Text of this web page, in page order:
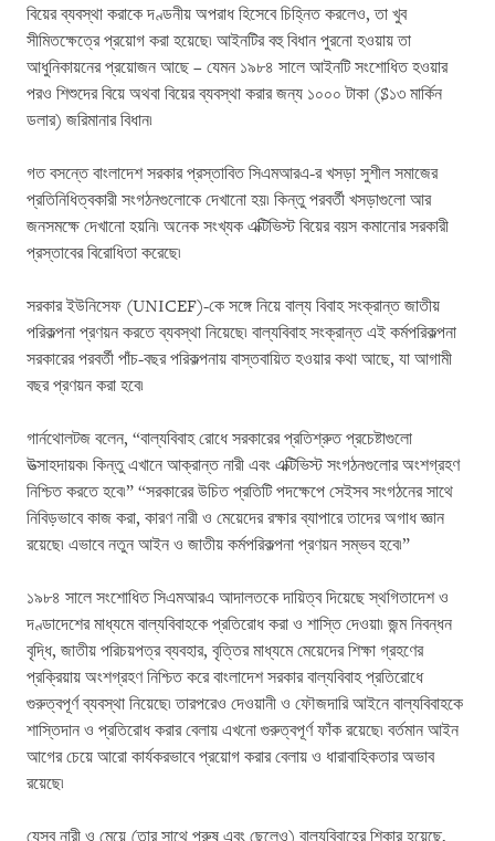
বিয়ের ব্যবস্থা করাকে দণ্ডনীয় অপরাধ হিসেবে চিহ্নিত করলেও, তা খুব
সীমিতক্ষেত্রে প্রয়োগ করা হয়েছে৷ আইনটির বহু বিধান পুরনো হওয়ায় তা
আধুনিকায়নের প্রয়োজন আছে – যেমন ১৯৮৪ সালে আইনটি সংশোধিত হওয়ার
পরও শিশুদের বিয়ে অথবা বিয়ের ব্যবস্থা করার জন্য ১০০০ টাকা ($১৩ মার্কিন
ডলার) জরিমানার বিধান৷
গত বসন্তে বাংলাদেশ সরকার প্রস্তাবিত সিএমআরএ-র খসড়া সুশীল সমাজের
প্রতিনিধিত্বকারী সংগঠনগুলোকে দেখানো হয়৷ কিন্তু পরবর্তী খসড়াগুলো আর
জনসমক্ষে দেখানো হয়নি৷ অনেক সংখ্যক এক্টিভিস্ট বিয়ের বয়স কমানোর সরকারী
প্রস্তাবের বিরোধিতা করেছে৷
সরকার ইউনিসেফ (UNICEF)-কে সঙ্গে নিয়ে বাল্য বিবাহ সংক্রান্ত জাতীয়
পরিকল্পনা প্রণয়ন করতে ব্যবস্থা নিয়েছে৷ বাল্যবিবাহ সংক্রান্ত এই কর্মপরিকল্পনা
সরকারের পরবর্তী পাঁচ-বছর পরিকল্পনায় বাস্তবায়িত হওয়ার কথা আছে, যা আগামী
বছর প্রণয়ন করা হবে৷
গার্নথোলটজ বলেন, “বাল্যবিবাহ রোধে সরকারের প্রতিশ্রুত প্রচেষ্টাগুলো
উত্‍সাহদায়ক৷ কিন্তু এখানে আক্রান্ত নারী এবং এক্টিভিস্ট সংগঠনগুলোর অংশগ্রহণ
নিশ্চিত করতে হবে৷” “সরকারের উচিত প্রতিটি পদক্ষেপে সেইসব সংগঠনের সাথে
নিবিড়ভাবে কাজ করা, কারণ নারী ও মেয়েদের রক্ষার ব্যাপারে তাদের অগাধ জ্ঞান
রয়েছে৷ এভাবে নতুন আইন ও জাতীয় কর্মপরিকল্পনা প্রণয়ন সম্ভব হবে৷”
১৯৮৪ সালে সংশোধিত সিএমআরএ আদালতকে দায়িত্ব দিয়েছে স্থগিতাদেশ ও
দণ্ডাদেশের মাধ্যমে বাল্যবিবাহকে প্রতিরোধ করা ও শাস্তি দেওয়া৷ জন্ম নিবন্ধন
বৃদ্ধি, জাতীয় পরিচয়পত্র ব্যবহার, বৃত্তির মাধ্যমে মেয়েদের শিক্ষা গ্রহণের
প্রক্রিয়ায় অংশগ্রহণ নিশ্চিত করে বাংলাদেশ সরকার বাল্যবিবাহ প্রতিরোধে
গুরুত্বপূর্ণ ব্যবস্থা নিয়েছে৷ তারপরেও দেওয়ানী ও ফৌজদারি আইনে বাল্যবিবাহকে
শাস্তিদান ও প্রতিরোধ করার বেলায় এখনো গুরুত্বপূর্ণ ফাঁক রয়েছে৷ বর্তমান আইন
আগের চেয়ে আরো কার্যকরভাবে প্রয়োগ করার বেলায় ও ধারাবাহিকতার অভাব
রয়েছে৷